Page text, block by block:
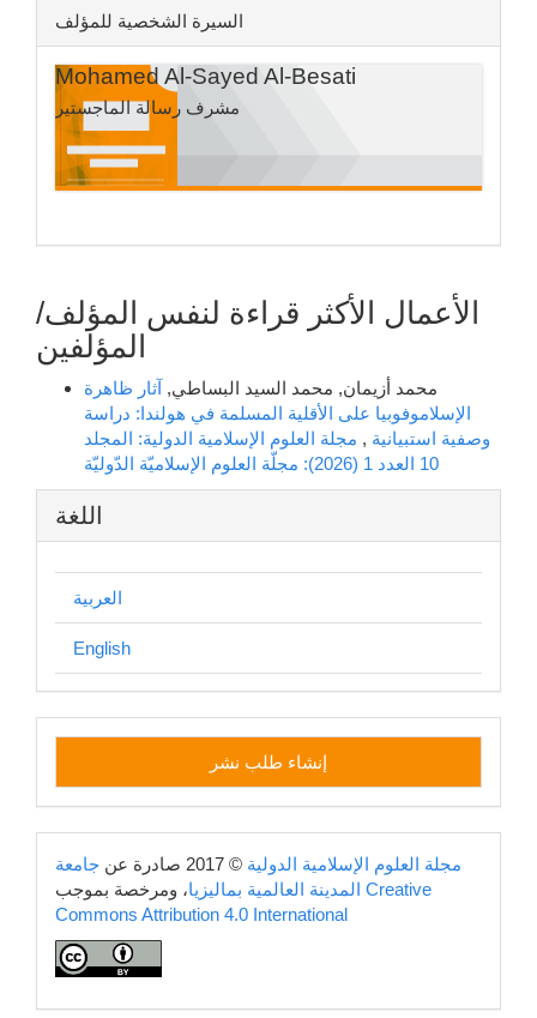
السيرة الشخصية للمؤلف
Mohamed Al-Sayed Al-Besati
مشرف رسالة الماجستير
الأعمال الأكثر قراءة لنفس المؤلف/
المؤلفين
محمد أزيمان, محمد السيد البساطي, آثار ظاهرة
الإسلاموفوبيا على الأقلية المسلمة في هولندا: دراسة
وصفية استبيانية , مجلة العلوم الإسلامية الدولية: المجلد
10 العدد 1 (2026): مجلّة العلوم الإسلاميّة الدّوليّة
اللغة
العربية
English
إنشاء
طلب
نشر
إنشاء طلب نشر
copyright مجلة العلوم الإسلامية الدولية © 2017 صادرة عن
جامعة
المدينة العالمية بماليزيا Creative
Commons Attribution 4.0 International